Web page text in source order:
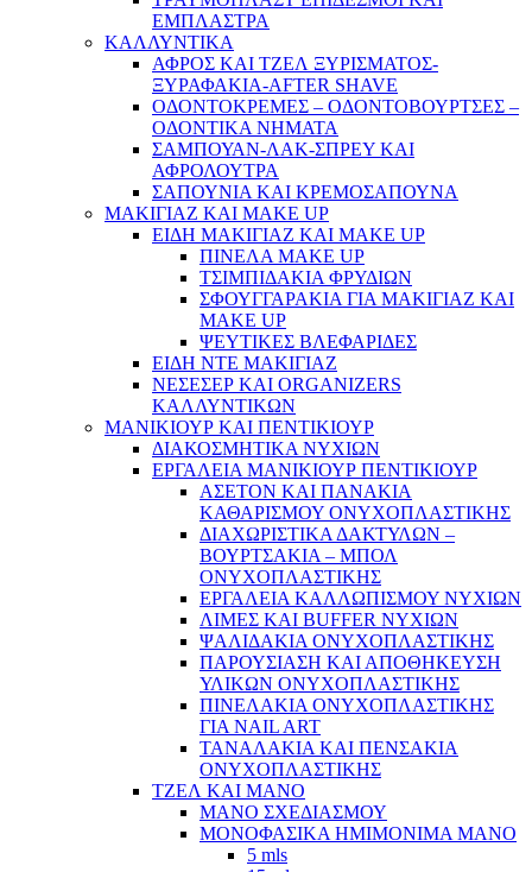
ΕΜΠΛΑΣΤΡΑ
ΚΑΛΛΥΝΤΙΚΑ
ΑΦΡΟΣ ΚΑΙ ΤΖΕΛ ΞΥΡΙΣΜΑΤΟΣ-
ΞΥΡΑΦΑΚΙΑ-AFTER SHAVE
ΟΔΟΝΤΟΚΡΕΜΕΣ – ΟΔΟΝΤΟΒΟΥΡΤΣΕΣ –
ΟΔΟΝΤΙΚΑ ΝΗΜΑΤΑ
ΣΑΜΠΟΥΑΝ-ΛΑΚ-ΣΠΡΕΥ ΚΑΙ
ΑΦΡΟΛΟΥΤΡΑ
ΣΑΠΟΥΝΙΑ ΚΑΙ ΚΡΕΜΟΣΑΠΟΥΝΑ
ΜΑΚΙΓΙΑΖ ΚΑΙ MAKE UP
ΕΙΔΗ ΜΑΚΙΓΙΑΖ ΚΑΙ MAKE UP
ΠΙΝΕΛΑ MAKE UP
ΤΣΙΜΠΙΔΑΚΙΑ ΦΡΥΔΙΩΝ
ΣΦΟΥΓΓΑΡΑΚΙΑ ΓΙΑ ΜΑΚΙΓΙΑZ ΚΑΙ
MAKE UP
ΨΕΥΤΙΚΕΣ ΒΛΕΦΑΡΙΔΕΣ
ΕΙΔΗ ΝΤΕ ΜΑΚΙΓΙΑΖ
ΝΕΣΕΣΕΡ ΚΑΙ ORGANIZERS
ΚΑΛΛΥΝΤΙΚΩΝ
ΜΑΝΙΚΙΟΥΡ ΚΑΙ ΠΕΝΤΙΚΙΟΥΡ
ΔΙΑΚΟΣΜΗΤΙΚΑ ΝΥΧΙΩΝ
ΕΡΓΑΛΕΙΑ ΜΑΝΙΚΙΟΥΡ ΠΕΝΤΙΚΙΟΥΡ
ΑΣΕΤΟΝ ΚΑΙ ΠΑΝΑΚΙΑ
ΚΑΘΑΡΙΣΜΟΥ ΟΝΥΧΟΠΛΑΣΤΙΚΗΣ
ΔΙΑΧΩΡΙΣΤΙΚΑ ΔΑΚΤΥΛΩΝ –
ΒΟΥΡΤΣΑΚΙΑ – ΜΠΟΛ
ΟΝΥΧΟΠΛΑΣΤΙΚΗΣ
ΕΡΓΑΛΕΙΑ ΚΑΛΛΩΠΙΣΜΟΥ ΝΥΧΙΩΝ
ΛΙΜΕΣ ΚΑΙ BUFFER ΝΥΧΙΩΝ
ΨΑΛΙΔΑΚΙΑ ΟΝΥΧΟΠΛΑΣΤΙΚΗΣ
ΠΑΡΟΥΣΙΑΣΗ ΚΑΙ ΑΠΟΘΗΚΕΥΣΗ
ΥΛΙΚΩΝ ΟΝΥΧΟΠΛΑΣΤΙΚΗΣ
ΠΙΝΕΛΑΚΙΑ ΟΝΥΧΟΠΛΑΣΤΙΚΗΣ
ΓΙΑ NAIL ART
ΤΑΝΑΛΑΚΙΑ ΚΑΙ ΠΕΝΣΑΚΙΑ
ΟΝΥΧΟΠΛΑΣΤΙΚΗΣ
ΤΖΕΛ ΚΑΙ ΜΑΝΟ
ΜΑΝΟ ΣΧΕΔΙΑΣΜΟΥ
ΜΟΝΟΦΑΣΙΚΑ ΗΜΙΜΟΝΙΜΑ ΜΑΝΟ
5 mls